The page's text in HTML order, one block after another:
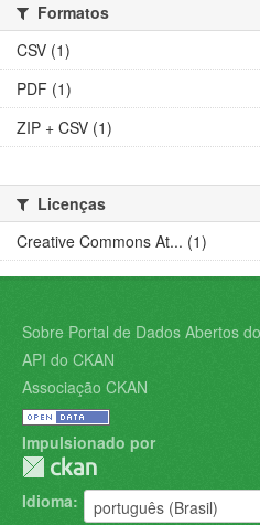
Formatos
CSV (1)
PDF (1)
ZIP + CSV (1)
Licenças
Creative Commons At... (1)
Sobre Portal de Dados Abertos
API do CKAN
Associação CKAN
Impulsionado por
Idioma